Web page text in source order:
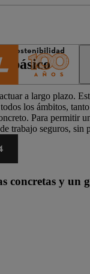
Sostenibilidad
básico
a largo plazo.
los ámbitos,
Para permitir
trabajo seguros,
concretas y un